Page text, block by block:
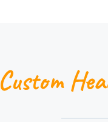
Custom